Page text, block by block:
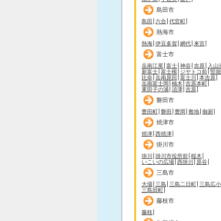
島田市
島田 六合 代官町
熱海市
熱海 伊豆多賀 網代 来宮
富士市
岳南江尾 富士 神谷 吉原
入山
新富士 富士根 ジヤトコ前 竪堀
比奈 岳南原田 富士川
本吉原
岳南富士岡 柚木 吉原本町
東田子の浦 須津 吉原
磐田市
豊田町 磐田 豊岡 敷地 御厨
焼津市
焼津 西焼津
掛川市
掛川 掛川市役所前 桜木
いこいの広場 西掛川 原谷
三島市
大場 三島 三島二日町 三島広
三島田町
藤枝市
藤枝